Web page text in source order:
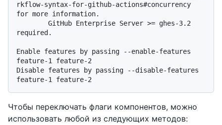
rkflow-syntax-for-github-actions#concurrency
for more information.
required.
Enable features by passing --enable-features
feature-1 feature-2
Disable features by passing --disable-features
Чтобы переключать флаги компонентов, можно
использовать любой из следующих методов: